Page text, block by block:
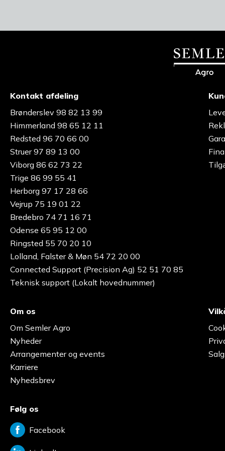
Kontakt afdeling
Brønderslev 98 82 13 99
Himmerland 98 65 12 11
Redsted 96 70 66 00
Struer 97 89 13 00
Viborg 86 62 73 22
Trige 86 99 55 41
Herborg 97 17 28 66
Vejrup 75 19 01 22
Bredebro 74 71 16 71
Odense 65 95 12 00
Ringsted 55 70 20 10
Lolland, Falster & Møn 54 72 20 00
Connected Support (Precision Ag) 52 51 70 85
Teknisk support (Lokalt hovednummer)
Om os
Om Semler Agro
Nyheder
Arrangementer og events
Karriere
Nyhedsbrev
Følg os
Facebook